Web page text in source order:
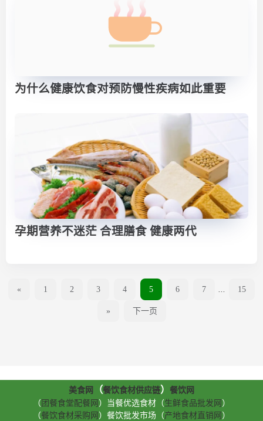
为什么健康饮食对预防慢性疾病如此重要
孕期营养不迷茫 合理膳食 健康两代
« 1 2 3 4 5 6 7 ... 15
» 下一页
美食网 （餐饮食材供应链）
餐饮网
（ 团餐食堂配餐网 ）当餐优选食材（生鲜食品批发网 ）
（餐饮食材采购网 ）餐饮批发市场（产地食材直销网 ）